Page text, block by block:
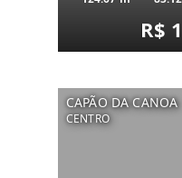
R$
CAPÃO DA CANOA
CENTRO